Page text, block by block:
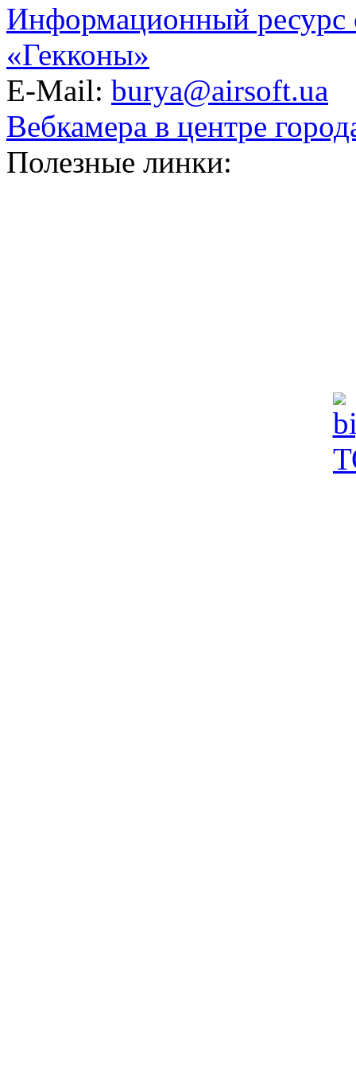
Информационный ресурс
«Гекконы»
E-Mail: burya@airsoft.ua
Вебкамера в центре
Полезные линки: